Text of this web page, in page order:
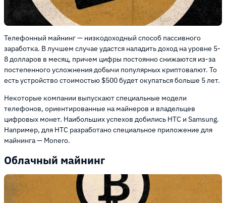
Телефонный майнинг — низкодоходный способ пассивного
заработка. В лучшем случае удастся наладить доход на уровне 5-
8 долларов в месяц, причем цифры постоянно снижаются из-за
постепенного усложнения добычи популярных криптовалют. То
есть устройство стоимостью $500 будет окупаться больше 5 лет.
Некоторые компании выпускают специальные модели
телефонов, ориентированные на майнеров и владельцев
цифровых монет. Наибольших успехов добились HTC и Samsung.
Например, для HTC разработано специальное приложение для
майнинга — Monero.
Облачный майнинг